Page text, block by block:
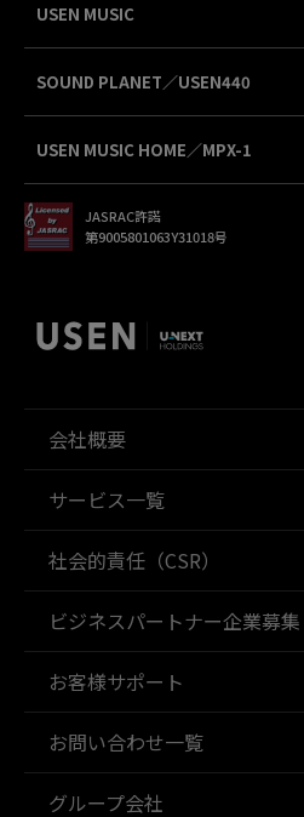
USEN MUSIC
SOUND PLANET／USEN440
USEN MUSIC HOME／MPX-1
JASRAC許諾
第9005801063Y31018号
会社概要
サービス一覧
社会的責任（CSR）
ビジネスパートナー企業募集
お客様サポート
お問い合わせ一覧
グループ会社